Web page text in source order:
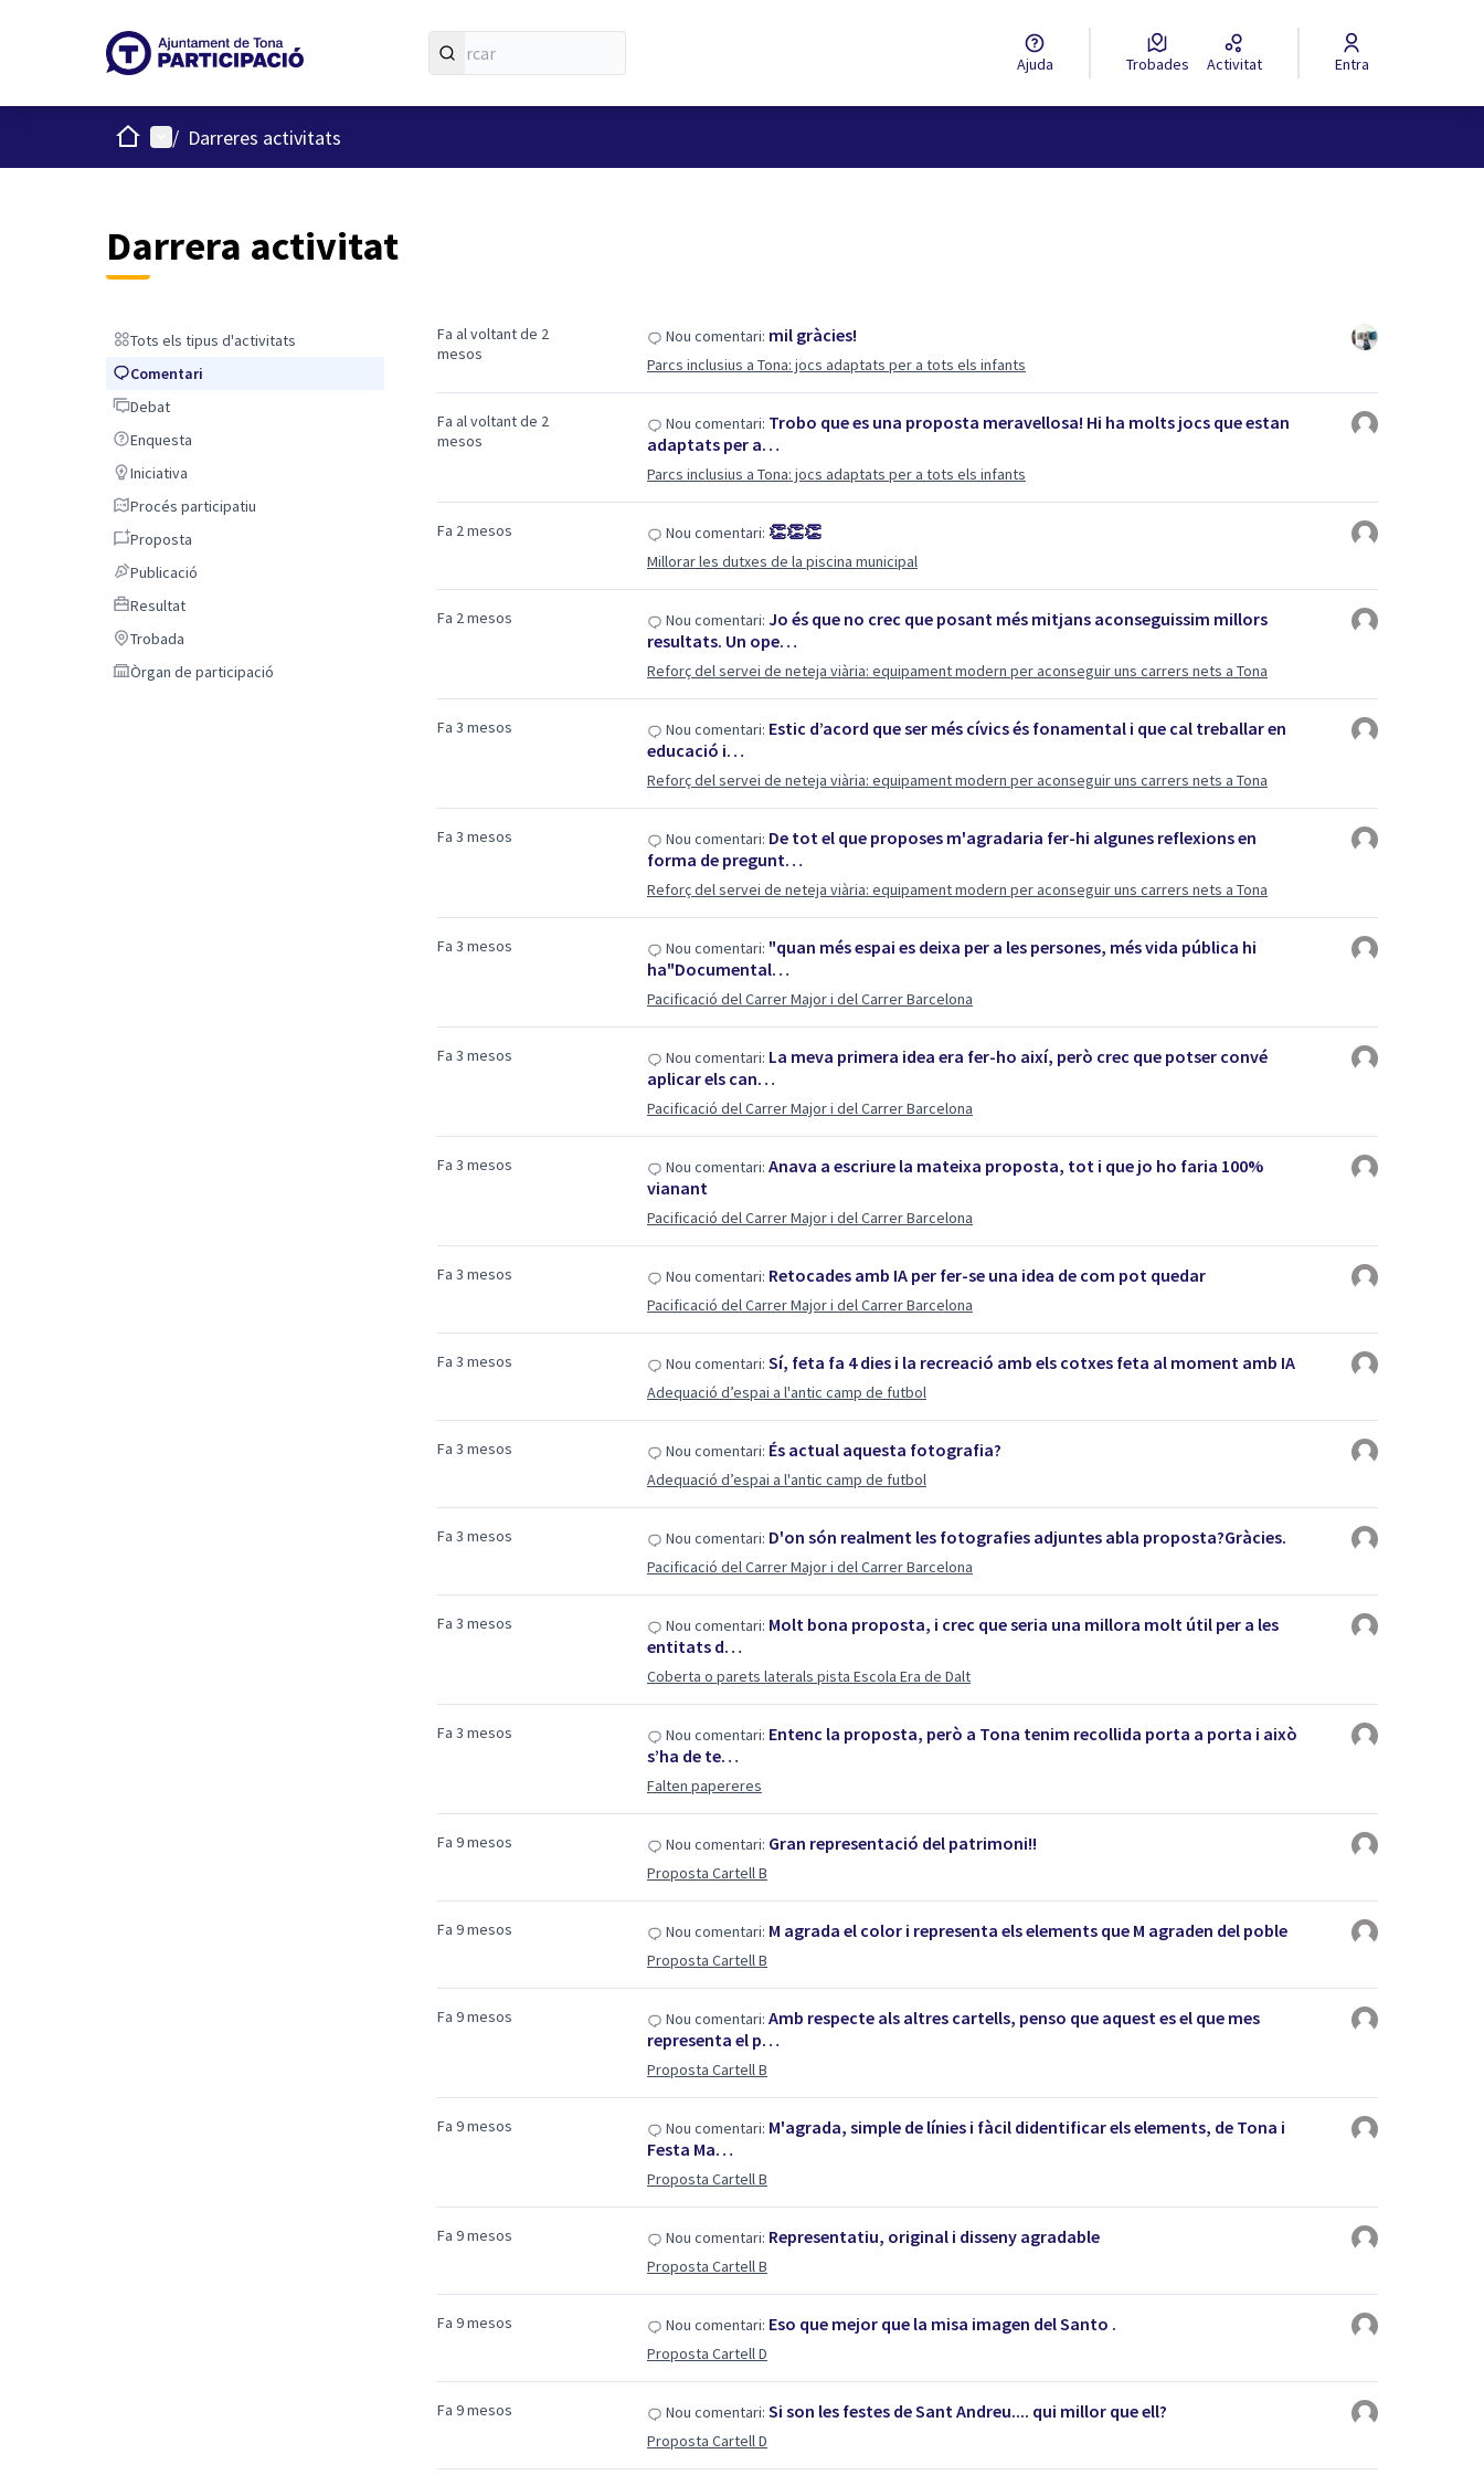
Ajuda Trobades Activitat Entra
Inici Menú principal
/ Darreres activitats
Darrera activitat
Tots els tipus d'activitats
Tots els tipus d'activitats
Comentari
Comentari
DebatDebat
Enquesta
Enquesta
Iniciativa
Iniciativa
Procés participatiu
Procés participatiu
Proposta
Proposta
Publicació
Publicació
Resultat
Resultat
Trobada
Trobada
Òrgan de participació
Òrgan de participació
Fa al voltant de 2
mesos
Nou comentari: mil gràcies!
Parcs inclusius a Tona: jocs adaptats per a tots els infants
Fa al voltant de 2
mesos
Nou comentari: Trobo que es una proposta meravellosa! Hi ha molts jocs que estan
adaptats per a…
Parcs inclusius a Tona: jocs adaptats per a tots els infants
Fa 2 mesos Nou comentari: 👏👏👏
Millorar les dutxes de la piscina municipal
Fa 2 mesos Nou comentari: Jo és que no crec que posant més mitjans aconseguissim millors
resultats. Un ope…
Reforç del servei de neteja viària: equipament modern per aconseguir uns carrers nets a Tona
Fa 3 mesos Nou comentari: Estic d’acord que ser més cívics és fonamental i que cal treballar en
educació i…
Reforç del servei de neteja viària: equipament modern per aconseguir uns carrers nets a Tona
Fa 3 mesos Nou comentari: De tot el que proposes m'agradaria fer-hi algunes reflexions en
forma de pregunt…
Reforç del servei de neteja viària: equipament modern per aconseguir uns carrers nets a Tona
Fa 3 mesos Nou comentari: "quan més espai es deixa per a les persones, més vida pública hi
ha"Documental…
Pacificació del Carrer Major i del Carrer Barcelona
Fa 3 mesos Nou comentari: La meva primera idea era fer-ho així, però crec que potser convé
aplicar els can…
Pacificació del Carrer Major i del Carrer Barcelona
Fa 3 mesos Nou comentari: Anava a escriure la mateixa proposta, tot i que jo ho faria 100%
vianant
Pacificació del Carrer Major i del Carrer Barcelona
Fa 3 mesos Nou comentari: Retocades amb IA per fer-se una idea de com pot quedar
Pacificació del Carrer Major i del Carrer Barcelona
Fa 3 mesos Nou comentari: Sí, feta fa 4 dies i la recreació amb els cotxes feta al moment amb IA
Adequació d’espai a l'antic camp de futbol
Fa 3 mesos Nou comentari: És actual aquesta fotografia?
Adequació d’espai a l'antic camp de futbol
Fa 3 mesos Nou comentari: D'on són realment les fotografies adjuntes abla proposta?Gràcies.
Pacificació del Carrer Major i del Carrer Barcelona
Fa 3 mesos Nou comentari: Molt bona proposta, i crec que seria una millora molt útil per a les
entitats d…
Coberta o parets laterals pista Escola Era de Dalt
Fa 3 mesos Nou comentari: Entenc la proposta, però a Tona tenim recollida porta a porta i això
s’ha de te…
Falten papereres
Fa 9 mesos Nou comentari: Gran representació del patrimoni!!
Proposta Cartell B
Fa 9 mesos Nou comentari: M agrada el color i representa els elements que M agraden del poble
Proposta Cartell B
Fa 9 mesos Nou comentari: Amb respecte als altres cartells, penso que aquest es el que mes
representa el p…
Proposta Cartell B
Fa 9 mesos Nou comentari: M'agrada, simple de línies i fàcil didentificar els elements, de Tona i
Festa Ma…
Proposta Cartell B
Fa 9 mesos Nou comentari: Representatiu, original i disseny agradable
Proposta Cartell B
Fa 9 mesos Nou comentari: Eso que mejor que la misa imagen del Santo .
Proposta Cartell D
Fa 9 mesos Nou comentari: Si son les festes de Sant Andreu.... qui millor que ell?
Proposta Cartell D